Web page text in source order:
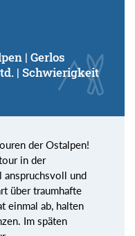
| Gerlos
| Schwierigkeit
der Ostalpen!
in der
anspruchsvoll und
über traumhafte
einmal ab, halten
Im späten